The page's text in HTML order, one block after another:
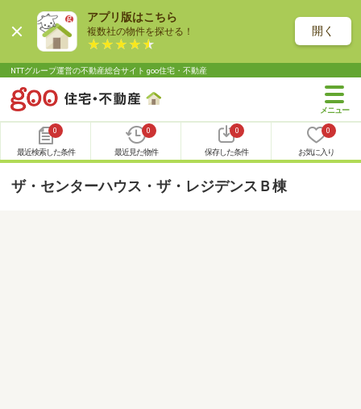
アプリ版はこちら
複数社の物件を探せる！ 開く
NTTグループ運営の不動産総合サイト goo住宅・不動産
0
最近検索した条件
0
最近見た物件
0
保存した条件
0
お気に入り
ザ・センターハウス・ザ・レジデンスＢ棟